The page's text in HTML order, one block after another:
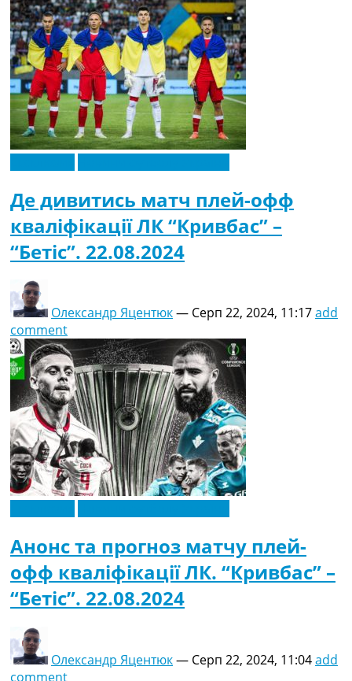
Де дивитись матч плей-офф
кваліфікації ЛК “Кривбас” –
“Бетіс”. 22.08.2024
Олександр Яцентюк— Серп 22, 2024, 11:17add
comment
Анонс та прогноз матчу плей-
офф кваліфікації ЛК. “Кривбас” –
“Бетіс”. 22.08.2024
Олександр Яцентюк— Серп 22, 2024, 11:04add
comment